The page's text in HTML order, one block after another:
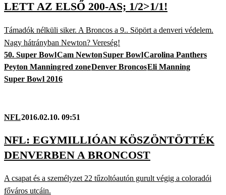
LETT AZ ELSŐ 200-AS; 1/2>1/1!
Támadók nélküli siker. A Broncos a 9.. Söpört a denveri védelem.
Nagy hátrányban Newton? Vereség!
50. Super BowlCam NewtonSuper BowlCarolina Panthers
Peyton Manningred zoneDenver BroncosEli Manning
Super Bowl 2016
NFL2016.02.10. 09:51
NFL: EGYMILLIÓAN KÖSZÖNTÖTTÉK
DENVERBEN A BRONCOST
A csapat és a személyzet 22 tűzoltóautón gurult végig a coloradói
főváros utcáin.